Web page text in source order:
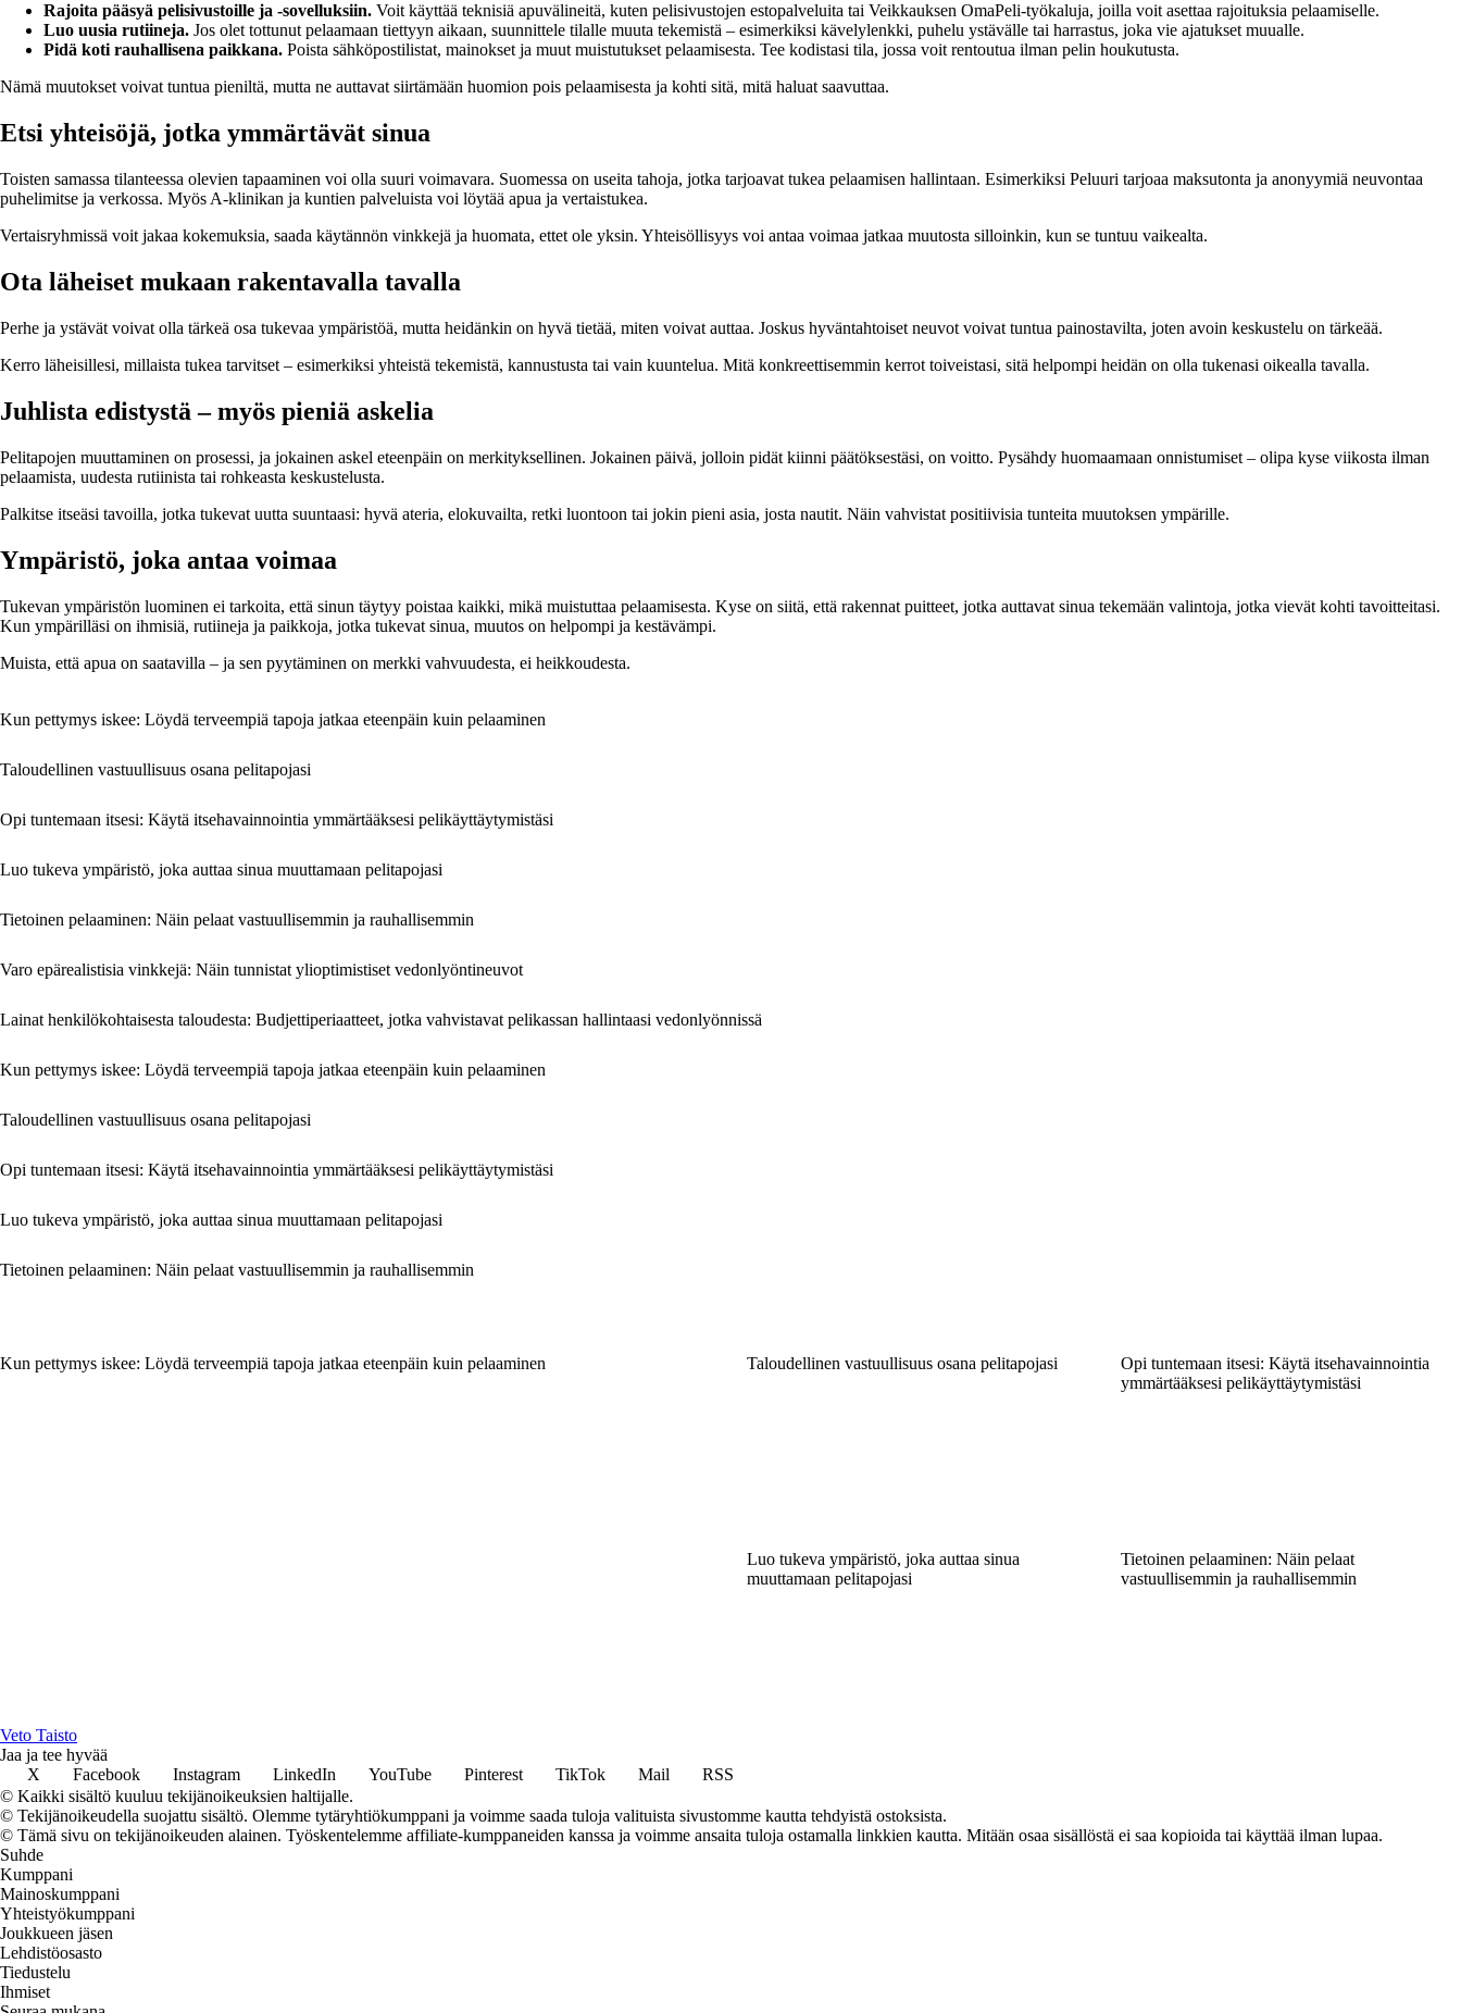
Rajoita pääsyä pelisivustoille ja -sovelluksiin. Voit käyttää teknisiä apuvälineitä, kuten pelisivustojen estopalveluita tai Veikkauksen OmaPeli-työkaluja, joilla voit asettaa rajoituksia pelaamiselle.
Luo uusia rutiineja. Jos olet tottunut pelaamaan tiettyyn aikaan, suunnittele tilalle muuta tekemistä – esimerkiksi kävelylenkki, puhelu ystävälle tai harrastus, joka vie ajatukset muualle.
Pidä koti rauhallisena paikkana. Poista sähköpostilistat, mainokset ja muut muistutukset pelaamisesta. Tee kodistasi tila, jossa voit rentoutua ilman pelin houkutusta.
Nämä muutokset voivat tuntua pieniltä, mutta ne auttavat siirtämään huomion pois pelaamisesta ja kohti sitä, mitä haluat saavuttaa.
Etsi yhteisöjä, jotka ymmärtävät sinua
Toisten samassa tilanteessa olevien tapaaminen voi olla suuri voimavara. Suomessa on useita tahoja, jotka tarjoavat tukea pelaamisen hallintaan. Esimerkiksi Peluuri tarjoaa maksutonta ja anonyymiä neuvontaa
puhelimitse ja verkossa. Myös A-klinikan ja kuntien palveluista voi löytää apua ja vertaistukea.
Vertaisryhmissä voit jakaa kokemuksia, saada käytännön vinkkejä ja huomata, ettet ole yksin. Yhteisöllisyys voi antaa voimaa jatkaa muutosta silloinkin, kun se tuntuu vaikealta.
Ota läheiset mukaan rakentavalla tavalla
Perhe ja ystävät voivat olla tärkeä osa tukevaa ympäristöä, mutta heidänkin on hyvä tietää, miten voivat auttaa. Joskus hyväntahtoiset neuvot voivat tuntua painostavilta, joten avoin keskustelu on tärkeää.
Kerro läheisillesi, millaista tukea tarvitset – esimerkiksi yhteistä tekemistä, kannustusta tai vain kuuntelua. Mitä konkreettisemmin kerrot toiveistasi, sitä helpompi heidän on olla tukenasi oikealla tavalla.
Juhlista edistystä – myös pieniä askelia
Pelitapojen muuttaminen on prosessi, ja jokainen askel eteenpäin on merkityksellinen. Jokainen päivä, jolloin pidät kiinni päätöksestäsi, on voitto. Pysähdy huomaamaan onnistumiset – olipa kyse viikosta ilman
pelaamista, uudesta rutiinista tai rohkeasta keskustelusta.
Palkitse itseäsi tavoilla, jotka tukevat uutta suuntaasi: hyvä ateria, elokuvailta, retki luontoon tai jokin pieni asia, josta nautit. Näin vahvistat positiivisia tunteita muutoksen ympärille.
Ympäristö, joka antaa voimaa
Tukevan ympäristön luominen ei tarkoita, että sinun täytyy poistaa kaikki, mikä muistuttaa pelaamisesta. Kyse on siitä, että rakennat puitteet, jotka auttavat sinua tekemään valintoja, jotka vievät kohti tavoitteitasi.
Kun ympärilläsi on ihmisiä, rutiineja ja paikkoja, jotka tukevat sinua, muutos on helpompi ja kestävämpi.
Muista, että apua on saatavilla – ja sen pyytäminen on merkki vahvuudesta, ei heikkoudesta.
Kun pettymys iskee: Löydä terveempiä tapoja jatkaa eteenpäin kuin pelaaminen
Taloudellinen vastuullisuus osana pelitapojasi
Opi tuntemaan itsesi: Käytä itsehavainnointia ymmärtääksesi pelikäyttäytymistäsi
Luo tukeva ympäristö, joka auttaa sinua muuttamaan pelitapojasi
Tietoinen pelaaminen: Näin pelaat vastuullisemmin ja rauhallisemmin
Varo epärealistisia vinkkejä: Näin tunnistat ylioptimistiset vedonlyöntineuvot
Lainat henkilökohtaisesta taloudesta: Budjettiperiaatteet, jotka vahvistavat pelikassan hallintaasi vedonlyönnissä
Kun pettymys iskee: Löydä terveempiä tapoja jatkaa eteenpäin kuin pelaaminen
Taloudellinen vastuullisuus osana pelitapojasi
Opi tuntemaan itsesi: Käytä itsehavainnointia ymmärtääksesi pelikäyttäytymistäsi
Luo tukeva ympäristö, joka auttaa sinua muuttamaan pelitapojasi
Tietoinen pelaaminen: Näin pelaat vastuullisemmin ja rauhallisemmin
Kun pettymys iskee: Löydä terveempiä tapoja jatkaa eteenpäin kuin pelaaminen Taloudellinen vastuullisuus osana pelitapojasi
Opi tuntemaan itsesi: Käytä itsehavainnointia
ymmärtääksesi pelikäyttäytymistäsi
Luo tukeva ympäristö, joka auttaa sinua
muuttamaan pelitapojasi
Tietoinen pelaaminen: Näin pelaat
vastuullisemmin ja rauhallisemmin
Veto Taisto
Jaa ja tee hyvää
X
Facebook Instagram LinkedIn YouTube Pinterest TikTok Mail
RSS
© Kaikki sisältö kuuluu tekijänoikeuksien haltijalle.
© Tekijänoikeudella suojattu sisältö. Olemme tytäryhtiökumppani ja voimme saada tuloja valituista sivustomme kautta tehdyistä ostoksista.
© Tämä sivu on tekijänoikeuden alainen. Työskentelemme affiliate-kumppaneiden kanssa ja voimme ansaita tuloja ostamalla linkkien kautta. Mitään osaa sisällöstä ei saa kopioida tai käyttää ilman lupaa.
Suhde
Kumppani
Mainoskumppani
Yhteistyökumppani
Joukkueen jäsen
Lehdistöosasto
Tiedustelu
Ihmiset